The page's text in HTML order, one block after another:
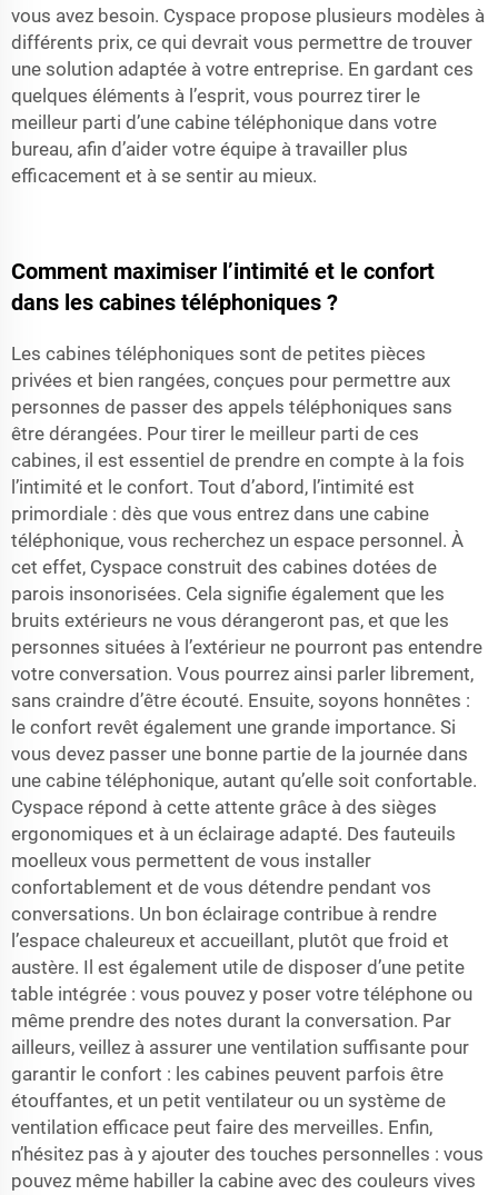
vous avez besoin. Cyspace propose plusieurs modèles à
différents prix, ce qui devrait vous permettre de trouver
une solution adaptée à votre entreprise. En gardant ces
quelques éléments à l’esprit, vous pourrez tirer le
meilleur parti d’une cabine téléphonique dans votre
bureau, afin d’aider votre équipe à travailler plus
efficacement et à se sentir au mieux.
Comment maximiser l’intimité et le confort
dans les cabines téléphoniques ?
Les cabines téléphoniques sont de petites pièces
privées et bien rangées, conçues pour permettre aux
personnes de passer des appels téléphoniques sans
être dérangées. Pour tirer le meilleur parti de ces
cabines, il est essentiel de prendre en compte à la fois
l’intimité et le confort. Tout d’abord, l’intimité est
primordiale : dès que vous entrez dans une cabine
téléphonique, vous recherchez un espace personnel. À
cet effet, Cyspace construit des cabines dotées de
parois insonorisées. Cela signifie également que les
bruits extérieurs ne vous dérangeront pas, et que les
personnes situées à l’extérieur ne pourront pas entendre
votre conversation. Vous pourrez ainsi parler librement,
sans craindre d’être écouté. Ensuite, soyons honnêtes :
le confort revêt également une grande importance. Si
vous devez passer une bonne partie de la journée dans
une cabine téléphonique, autant qu’elle soit confortable.
Cyspace répond à cette attente grâce à des sièges
ergonomiques et à un éclairage adapté. Des fauteuils
moelleux vous permettent de vous installer
confortablement et de vous détendre pendant vos
conversations. Un bon éclairage contribue à rendre
l’espace chaleureux et accueillant, plutôt que froid et
austère. Il est également utile de disposer d’une petite
table intégrée : vous pouvez y poser votre téléphone ou
même prendre des notes durant la conversation. Par
ailleurs, veillez à assurer une ventilation suffisante pour
garantir le confort : les cabines peuvent parfois être
étouffantes, et un petit ventilateur ou un système de
ventilation efficace peut faire des merveilles. Enfin,
n’hésitez pas à y ajouter des touches personnelles : vous
pouvez même habiller la cabine avec des couleurs vives